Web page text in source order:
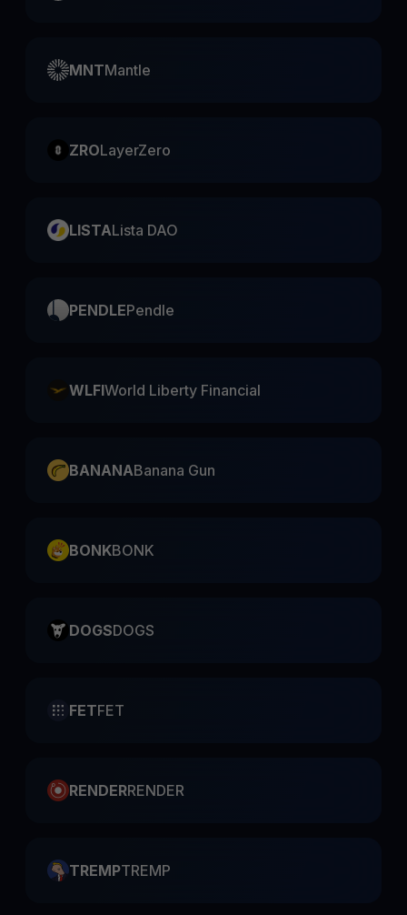
MNTMantle
ZROLayerZero
LISTALista DAO
PENDLEPendle
WLFIWorld Liberty Financial
BANANABanana Gun
BONKBONK
DOGSDOGS
FETFET
RENDERRENDER
TREMPTREMP